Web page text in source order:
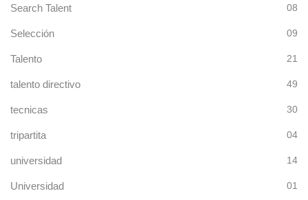
Search Talent 08
Selección 09
Talento 21
talento directivo 49
tecnicas 30
tripartita 04
universidad 14
Universidad 01